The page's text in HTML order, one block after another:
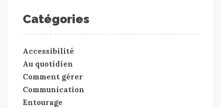
Catégories
Accessibilité
Au quotidien
Comment gérer
Communication
Entourage